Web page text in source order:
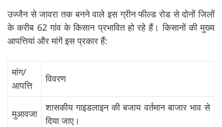
उज्जैन से जावरा तक बनने वाले इस ग्रीन फील्ड रोड से दोनों जिलों
के करीब 62 गांव के किसान प्रभावित हो रहे हैं। किसानों की मुख्य
आपत्तियां और मांगें इस प्रकार हैं:
मांग/
आपत्ति
विवरण
मुआवजा
शासकीय गाइडलाइन की बजाय वर्तमान बाजार भाव से
दिया जाए।